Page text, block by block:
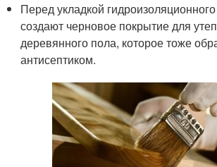
Перед укладкой
создают черновое покрытие для
деревянного пола, которое тоже
антисептиком.